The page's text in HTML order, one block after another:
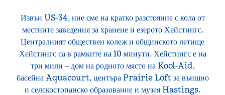
Извън US-34, ние сме на кратко разстояние с кола от
местните заведения за хранене и езерото Хейстингс.
Централният обществен колеж и общинското летище
Хейстингс са в рамките на 10 минути. Хейстингс е на
три мили – дом на родното място на Kool-Aid,
басейна Aquacourt, центъра Prairie Loft за външно
и селскостопанско образование и музея Hastings.